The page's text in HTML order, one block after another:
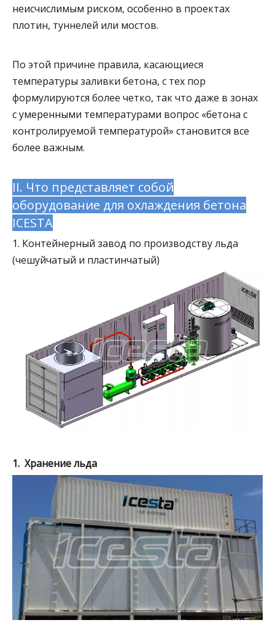
неисчислимым риском, особенно в проектах
плотин, туннелей или мостов.
По этой причине правила, касающиеся
температуры заливки бетона, с тех пор
формулируются более четко, так что даже в зонах
с умеренными температурами вопрос «бетона с
контролируемой температурой» становится все
более важным.
II. Что представляет собой
оборудование для охлаждения бетона
ICESTA
1. Контейнерный завод по производству льда
(чешуйчатый и пластинчатый)
1. Хранение льда